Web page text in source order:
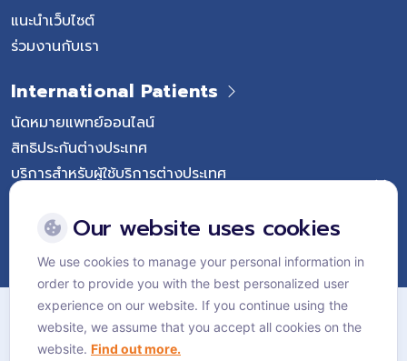
แนะนำเว็บไซต์
ร่วมงานกับเรา
International Patients
นัดหมายแพทย์ออนไลน์
สิทธิประกันต่างประเทศ
บริการสำหรับผู้ใช้บริการต่างประเทศ
Follow Vejthani International Hospital
แผนผังเว็บไซต์
นโยบายส่วนบุคคล
Our website uses cookies
We use cookies to manage your personal information in
order to provide you with the best personalized user
experience on our website. If you continue using the
website, we assume that you accept all cookies on the
website. Find out more.